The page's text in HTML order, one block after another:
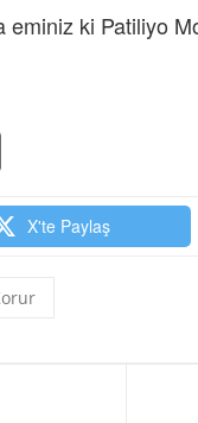
ki Patiliyo
X'te Paylaş